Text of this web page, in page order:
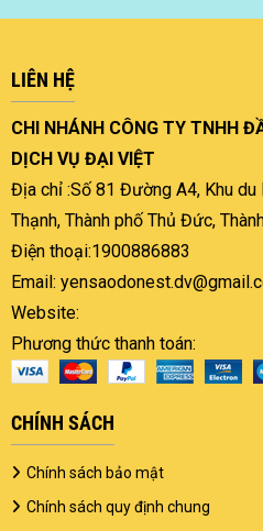
LIÊN HỆ
CHI NHÁNH CÔNG TY TNHH
DỊCH VỤ ĐẠI VIỆT
Địa chỉ :Số 81 Đường A4, Khu du
Thạnh, Thành phố Thủ Đức,
Điện thoại:1900886883
Email:
Website:
Phương thức thanh toán:
CHÍNH SÁCH
Chính sách bảo mật
Chính sách quy định chung